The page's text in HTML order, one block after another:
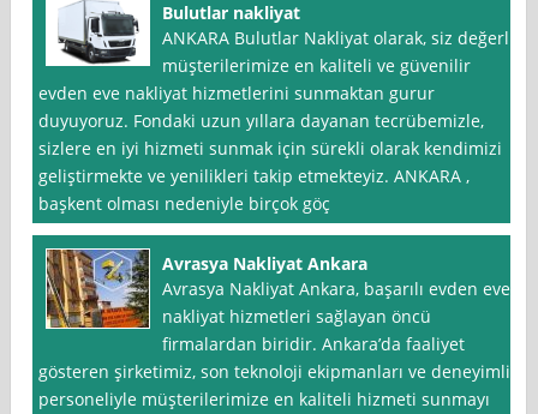
Bulutlar nakliyat
ANKARA Bulutlar Nakliyat olarak, siz değerli
müşterilerimize en kaliteli ve güvenilir
evden eve nakliyat hizmetlerini sunmaktan gurur
duyuyoruz. Fondaki uzun yıllara dayanan tecrübemizle,
sizlere en iyi hizmeti sunmak için sürekli olarak kendimizi
geliştirmekte ve yenilikleri takip etmekteyiz. ANKARA ,
başkent olması nedeniyle birçok göç
Avrasya Nakliyat Ankara
Avrasya Nakliyat Ankara, başarılı evden eve
nakliyat hizmetleri sağlayan öncü
firmalardan biridir. Ankara’da faaliyet
gösteren şirketimiz, son teknoloji ekipmanları ve deneyimli
personeliyle müşterilerimize en kaliteli hizmeti sunmayı